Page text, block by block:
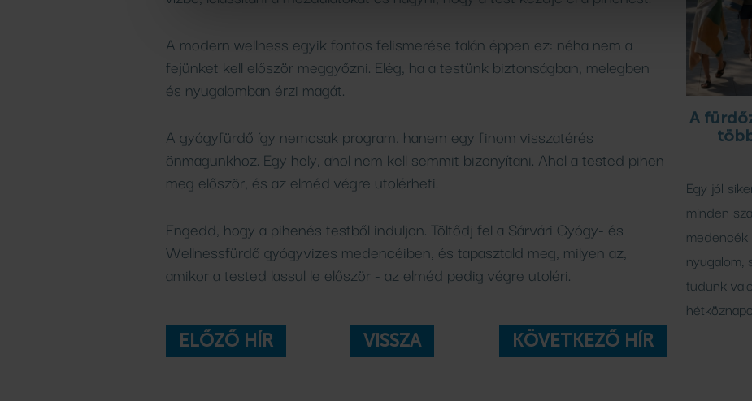
A modern wellness egyik fontos felismerése talán éppen ez: néha nem a
fejünket kell először meggyőzni. Elég, ha a testünk biztonságban, melegben
és nyugalomban érzi magát.
A gyógyfürdő így nemcsak program, hanem egy finom visszatérés
önmagunkhoz. Egy hely, ahol nem kell semmit bizonyítani. Ahol a tested pihen
meg először, és az elméd végre utolérheti.
Engedd, hogy a pihenés testből induljon. Töltődj fel a Sárvári Gyógy- és
Wellnessfürdő gyógyvizes medencéiben, és tapasztald meg, milyen az,
amikor a tested lassul le először - az elméd pedig végre utoléri.
ELŐZŐ HÍR VISSZA KÖVETKEZŐ HÍR
A
Egy jól
minden
medencék
nyugalom,
tudunk